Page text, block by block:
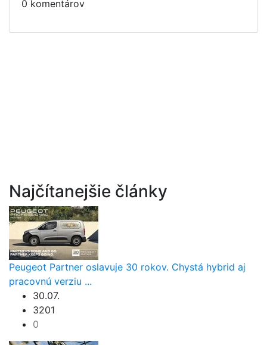
0 komentárov
Najčítanejšie články
Peugeot Partner oslavuje 30 rokov. Chystá hybrid aj
pracovnú verziu ...
30.07.
3201
0